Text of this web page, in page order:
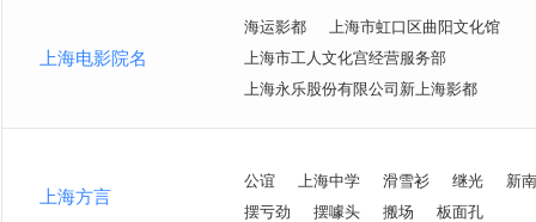
上海电影院名
海运影都
上海市虹口区曲阳文化馆
上海市工人文化宫经营服务部
上海永乐股份有限公司新上海影都
上海方言
公谊 上海中学 滑雪衫 继光
新南
摆亏劲
摆噱头 搬场 板面孔